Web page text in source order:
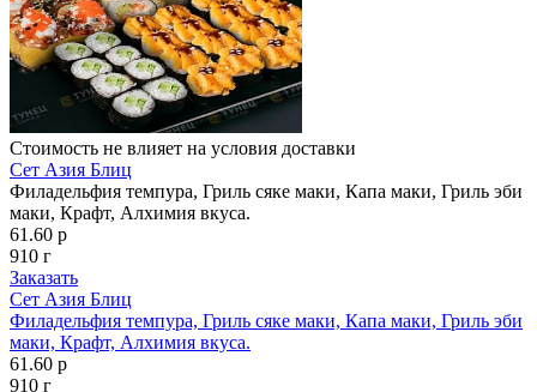
Стоимость не влияет на условия доставки
Сет Азия Блиц
Филадельфия темпура, Гриль сяке маки, Капа маки, Гриль эби
маки, Крафт, Алхимия вкуса.
61.60 р
910 г
Заказать
Сет Азия Блиц
Филадельфия темпура, Гриль сяке маки, Капа маки, Гриль эби
маки, Крафт, Алхимия вкуса.
61.60 р
910 г